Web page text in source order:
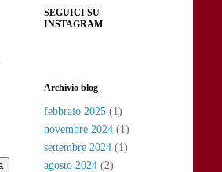
SEGUICI SU
INSTAGRAM
Archivio blog
febbraio 2025 (1)
novembre 2024 (1)
settembre 2024 (1)
agosto 2024 (2)